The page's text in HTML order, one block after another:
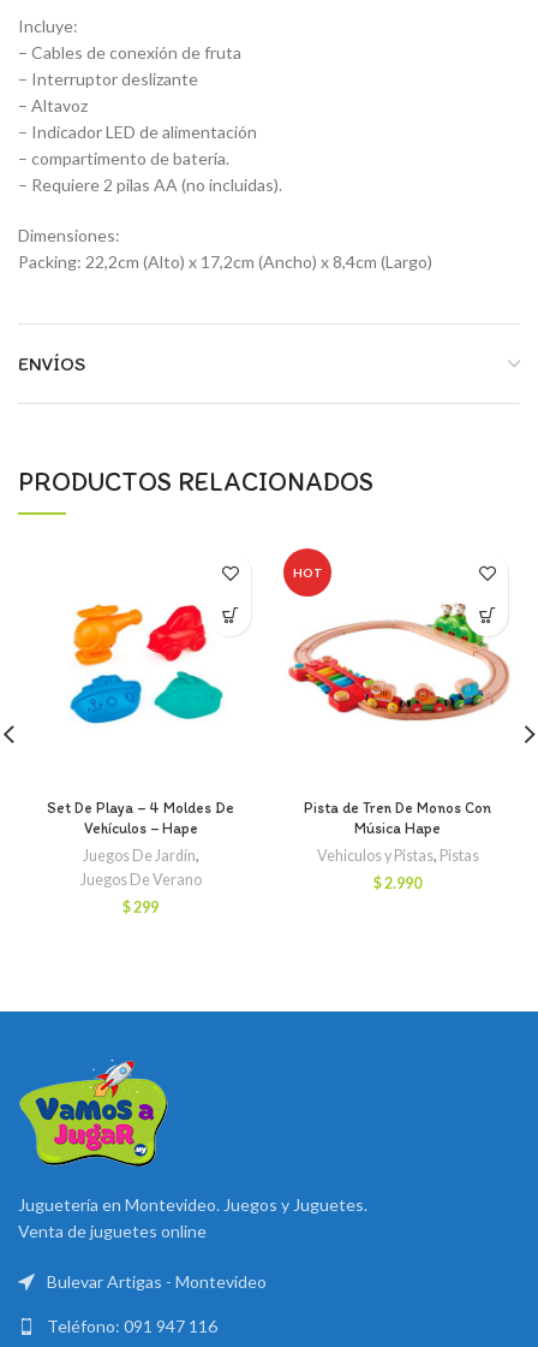
Incluye:
– Cables de conexión de fruta
– Interruptor deslizante
– Altavoz
– Indicador LED de alimentación
– compartimento de batería.
– Requiere 2 pilas AA (no incluidas).
Dimensiones:
Packing: 22,2cm (Alto) x 17,2cm (Ancho) x 8,4cm (Largo)
ENVÍOS
PRODUCTOS RELACIONADOS
Set De Playa – 4 Moldes De
Vehículos – Hape
Juegos De Jardín,
Juegos De Verano
$299
HOT
Pista de Tren De Monos Con
Música Hape
Vehiculos y Pistas, Pistas
$2.990
Juguetería en Montevideo. Juegos y Juguetes.
Venta de juguetes online
Bulevar Artigas - Montevideo
Teléfono: 091 947 116